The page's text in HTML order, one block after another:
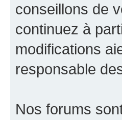
conseillons de
continuez à
modifications
responsable
Nos forums